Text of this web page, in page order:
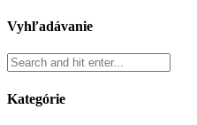
Vyhľadávanie
Kategórie